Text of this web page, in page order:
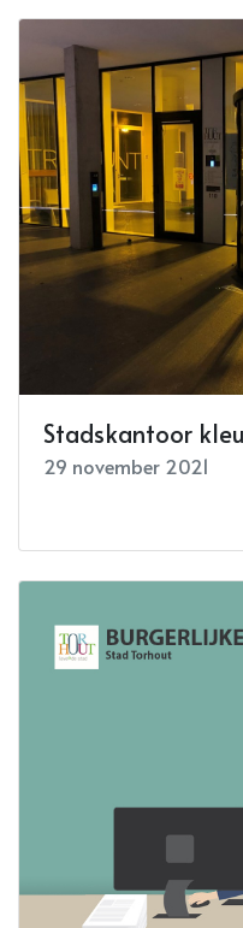
Stadskantoor
29 november 2021